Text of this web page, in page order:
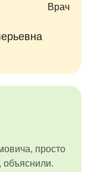
Врач
просто
объяснили.